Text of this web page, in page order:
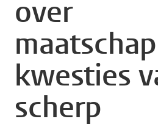
over
kwesties
scherp